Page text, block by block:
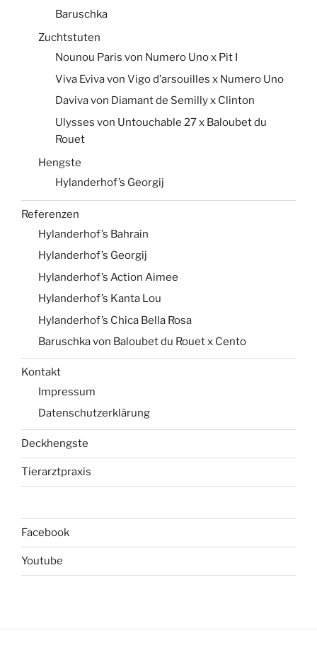
Baruschka
Zuchtstuten
Nounou Paris von Numero Uno x Pit I
Viva Eviva von Vigo d’arsouilles x Numero Uno
Daviva von Diamant de Semilly x Clinton
Ulysses von Untouchable 27 x Baloubet du
Rouet
Hengste
Hylanderhof’s Georgij
Referenzen
Hylanderhof’s Bahrain
Hylanderhof’s Georgij
Hylanderhof’s Action Aimee
Hylanderhof’s Kanta Lou
Hylanderhof’s Chica Bella Rosa
Baruschka von Baloubet du Rouet x Cento
Kontakt
Impressum
Datenschutzerklärung
Deckhengste
Tierarztpraxis
Facebook
Youtube